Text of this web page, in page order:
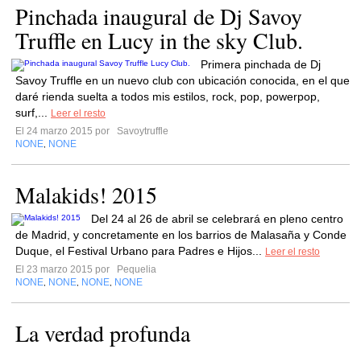
Pinchada inaugural de Dj Savoy
Truffle en Lucy in the sky Club.
Primera pinchada de Dj
Savoy Truffle en un nuevo club con ubicación conocida, en el que
daré rienda suelta a todos mis estilos, rock, pop, powerpop,
surf,...
Leer el resto
El 24 marzo 2015 por
Savoytruffle
NONE NONE
Malakids! 2015
Del 24 al 26 de abril se celebrará en pleno centro
de Madrid, y concretamente en los barrios de Malasaña y Conde
Duque, el Festival Urbano para Padres e Hijos...
Leer el resto
El 23 marzo 2015 por
Pequelia
NONE NONE NONE NONE
La verdad profunda